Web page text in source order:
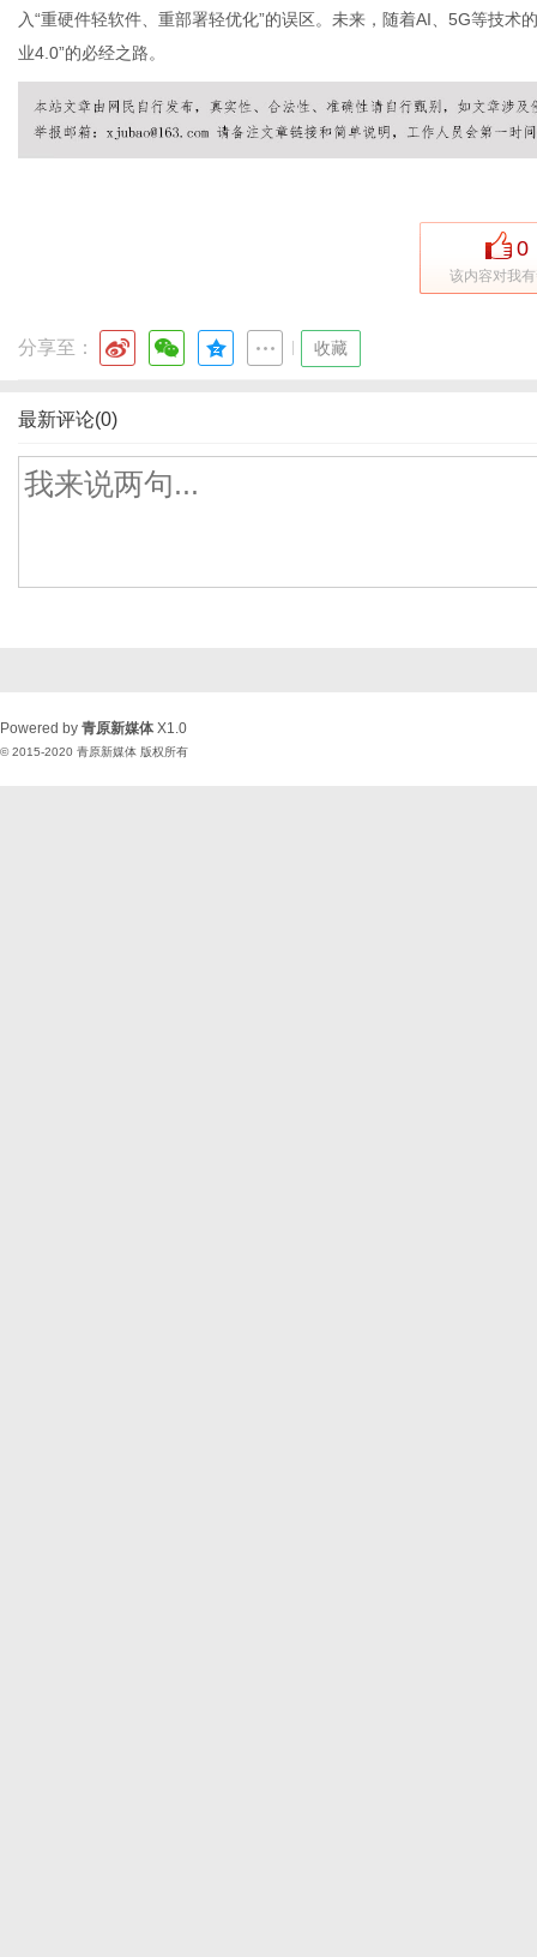
入“重硬件轻软件、重部署轻优化”的误区。未来，随着AI、5G等技
业4.0”的必经之路。
0
该内容对我
分享至： 收藏
最新评论(0)
Powered by 青原新媒体 X1.0
© 2015-2020 青原新媒体 版权所有